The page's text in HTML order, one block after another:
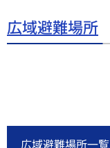
広域避難場所
広域避難場所一覧